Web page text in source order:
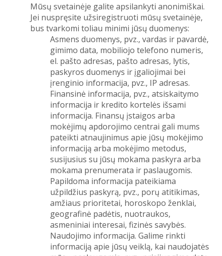
Mūsų svetainėje galite apsilankyti anonimiškai.
Jei nuspręsite užsiregistruoti mūsų svetainėje,
bus tvarkomi toliau minimi jūsų duomenys:
Asmens duomenys, pvz., vardas ir pavardė,
gimimo data, mobiliojo telefono numeris,
el. pašto adresas, pašto adresas, lytis,
paskyros duomenys ir įgaliojimai bei
įrenginio informacija, pvz., IP adresas.
Finansinė informacija, pvz., atsiskaitymo
informacija ir kredito kortelės išsami
informacija. Finansų įstaigos arba
mokėjimų apdorojimo centrai gali mums
pateikti atnaujinimus apie jūsų mokėjimo
informaciją arba mokėjimo metodus,
susijusius su jūsų mokama paskyra arba
mokama prenumerata ir paslaugomis.
Papildoma informacija pateikiama
užpildžius paskyrą, pvz., porų atitikimas,
amžiaus prioritetai, horoskopo ženklai,
geografinė padėtis, nuotraukos,
asmeniniai interesai, fizinės savybės.
Naudojimo informacija. Galime rinkti
informaciją apie jūsų veiklą, kai naudojatės